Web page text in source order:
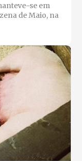
se em
de Maio, na